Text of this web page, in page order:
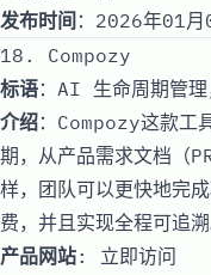
发布时间 ：2026年01
18. Compozy
标语：AI 生命周期管理
介绍：Compozy这款工
期，从产品需求文档（
样，团队可以更快地完
费，并且实现全程可追溯
产品网站: 立即访问